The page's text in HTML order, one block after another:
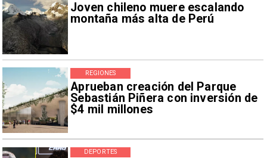
Joven chileno muere escalando
montaña más alta de Perú
Aprueban creación del Parque
Sebastián Piñera con inversión de
$4 mil millones
REGIONES
DEPORTES